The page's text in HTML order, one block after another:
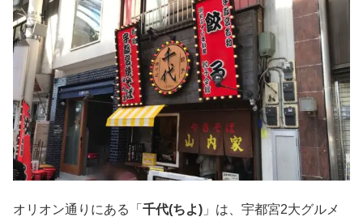
オリオン通りにある「 千代(ちよ) 」は、宇都宮2大グルメ